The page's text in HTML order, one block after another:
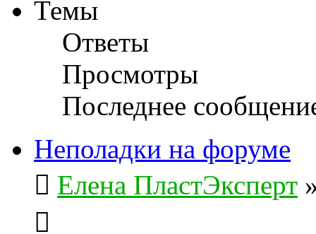
Темы
Ответы
Просмотры
Последнее
Неполадки на форуме
Елена ПластЭксперт